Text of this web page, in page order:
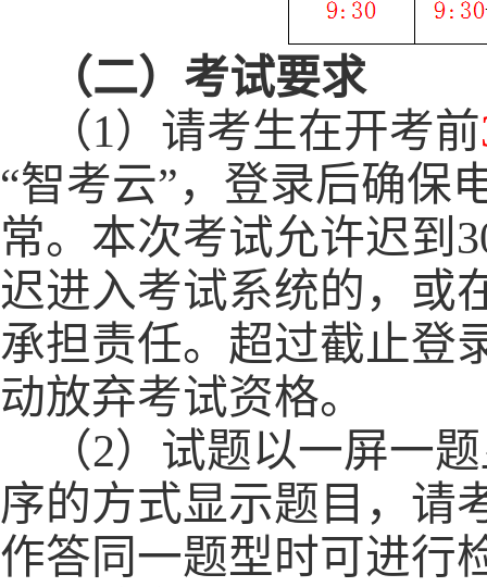
（二）考试要求
（1） 请考生在开考前
“智考云”，登录后确保
常。 本次考试允许迟到 3
迟进入考试系统的， 或
承担责任。 超过截止登
动放弃考试资格。
（2） 试题以一屏一
序的方式显示题目，请
作答同一题型时可进行